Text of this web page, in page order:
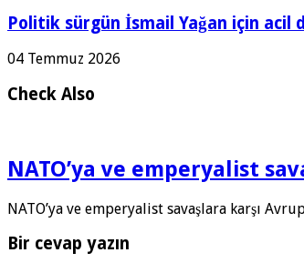
Politik sürgün İsmail Yağan için acil
04 Temmuz 2026
Check Also
NATO’ya ve emperyalist
NATO’ya ve emperyalist savaşlara karşı
Bir cevap yazın